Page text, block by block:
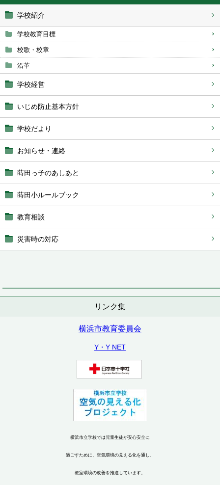
学校紹介
学校教育目標
校歌・校章
沿革
学校経営
いじめ防止基本方針
学校だより
お知らせ・連絡
蒔田っ子のあしあと
蒔田小ルールブック
教育相談
災害時の対応
リンク集
横浜市教育委員会
Y・Y NET
横浜市立学校では児童生徒が安心安全に
過ごすために、空気環境の見える化を通し、
教室環境の改善を推進しています。